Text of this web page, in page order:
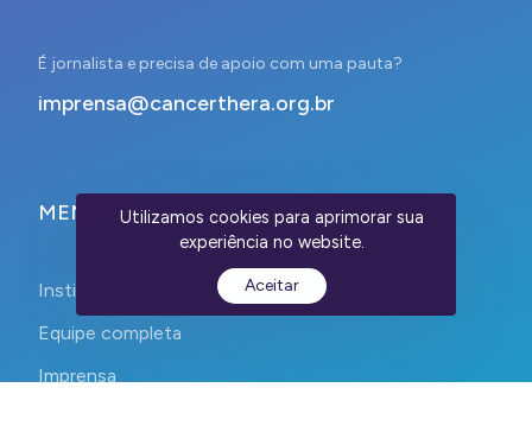
É jornalista e precisa de apoio com uma pauta?
imprensa@cancerthera.org.br
MENU
Institucional
Equipe completa
Imprensa
Utilizamos cookies para aprimorar sua
experiência no website.
Aceitar